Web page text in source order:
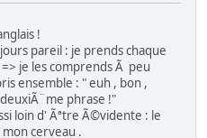
!
pareil : je prends chaque
je les comprends Ã peu
ensemble : " euh , bon ,
phrase !"
loin d' Ãªtre Ã©vidente : le
cerveau .